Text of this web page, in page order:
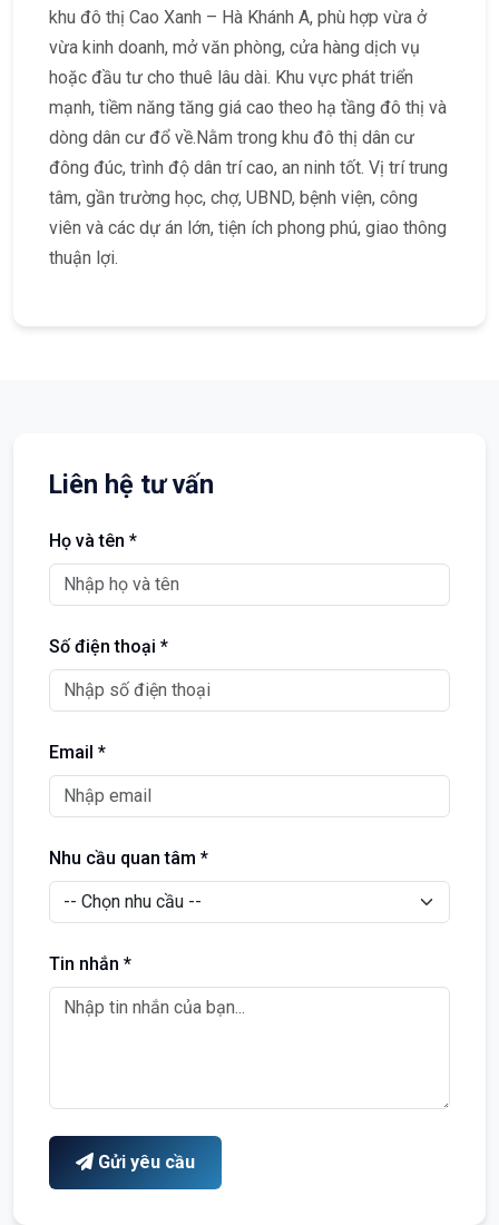
khu đô thị Cao Xanh – Hà Khánh A, phù hợp vừa ở
vừa kinh doanh, mở văn phòng, cửa hàng dịch vụ
hoặc đầu tư cho thuê lâu dài. Khu vực phát triển
mạnh, tiềm năng tăng giá cao theo hạ tầng đô thị và
dòng dân cư đổ về.Nằm trong khu đô thị dân cư
đông đúc, trình độ dân trí cao, an ninh tốt. Vị trí trung
tâm, gần trường học, chợ, UBND, bệnh viện, công
viên và các dự án lớn, tiện ích phong phú, giao thông
thuận lợi.
Liên hệ tư vấn
Họ và tên *
Số điện thoại *
Email *
Nhu cầu quan tâm *
Tin nhắn *
Gửi yêu cầu